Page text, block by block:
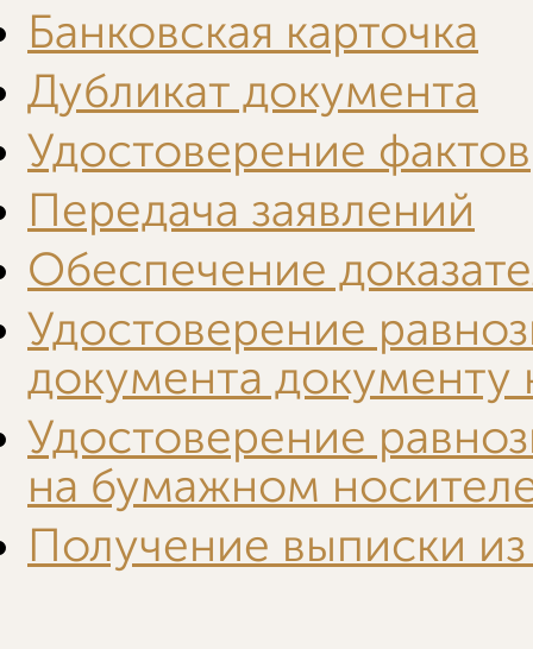
Банковская карточка
Дубликат документа
Удостоверение фактов
Передача заявлений
Обеспечение
Удостоверение
документа
Удостоверение
на бумажном
Получение выписки